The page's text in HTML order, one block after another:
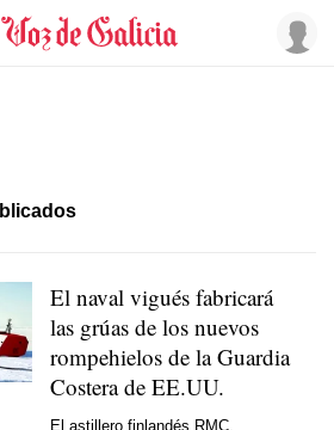
El naval vigués fabricará
las grúas de los nuevos
rompehielos de la Guardia
Costera de EE.UU.
El astillero finlandés RMC,